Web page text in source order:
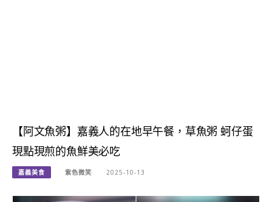
【阿文魚粥】嘉義人的在地早午餐，草魚粥 蚵仔蛋
現點現煎的魚鮮美必吃
嘉義美食 紫色微笑 2025-10-13